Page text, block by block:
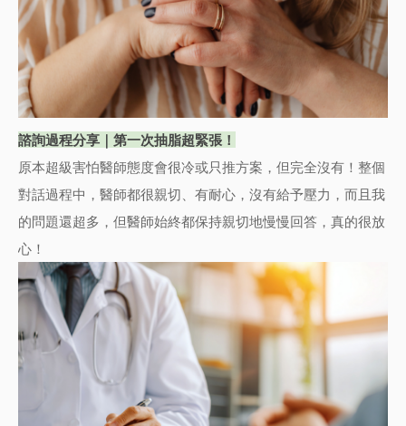
諮詢過程分享｜第一次抽脂超緊張！
原本超級害怕醫師態度會很冷或只推方案，但完全沒有！整個
對話過程中，醫師都很親切、有耐心，沒有給予壓力，而且我
的問題還超多，但醫師始終都保持親切地慢慢回答，真的很放
心！